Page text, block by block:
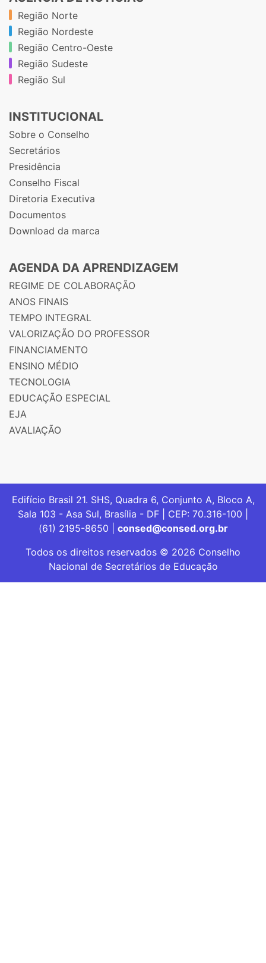
Região Norte
Região Nordeste
Região Centro-Oeste
Região Sudeste
Região Sul
INSTITUCIONAL
Sobre o Conselho
Secretários
Presidência
Conselho Fiscal
Diretoria Executiva
Documentos
Download da marca
AGENDA DA APRENDIZAGEM
REGIME DE COLABORAÇÃO
ANOS FINAIS
TEMPO INTEGRAL
VALORIZAÇÃO DO PROFESSOR
FINANCIAMENTO
ENSINO MÉDIO
TECNOLOGIA
EDUCAÇÃO ESPECIAL
EJA
AVALIAÇÃO
Edifício Brasil 21. SHS, Quadra 6, Conjunto A, Bloco A,
Sala 103 - Asa Sul, Brasília - DF | CEP: 70.316-100 |
(61) 2195-8650 | consed@consed.org.br
Todos os direitos reservados © 2026 Conselho
Nacional de Secretários de Educação